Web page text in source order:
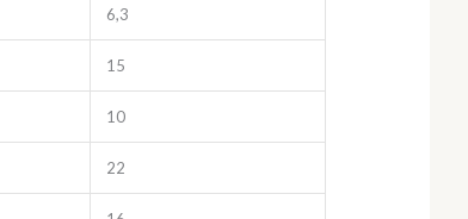
6,3
15
10
22